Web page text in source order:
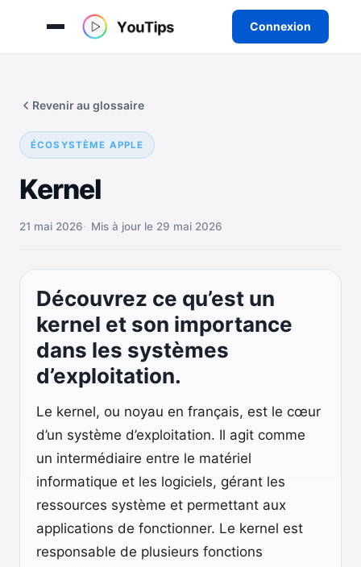
Connexion
contenu
ÉCOSYSTÈME APPLE
Kernel
Revenir au glossaire
21 mai 2026 Mis à jour le 29 mai 2026
Découvrez ce qu’est un
kernel et son importance
dans les systèmes
d’exploitation.
Le kernel, ou noyau en français, est le cœur
d’un système d’exploitation. Il agit comme
un intermédiaire entre le matériel
informatique et les logiciels, gérant les
ressources système et permettant aux
applications de fonctionner. Le kernel est
responsable de plusieurs fonctions